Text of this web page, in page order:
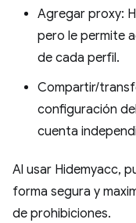
Agregar proxy:
pero le permite
de cada perfil.
Compartir/
configuración
cuenta
Al usar Hidemyacc,
forma segura y
de prohibiciones.